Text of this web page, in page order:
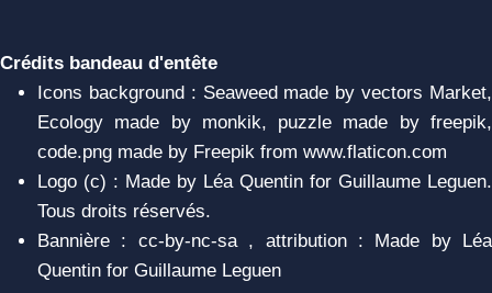
Crédits bandeau d'entête
Icons background : Seaweed made by vectors Market,
Ecology made by monkik, puzzle made by freepik,
code.png made by Freepik from www.flaticon.com
Logo (c) : Made by Léa Quentin for Guillaume Leguen.
Tous droits réservés.
Bannière : cc-by-nc-sa , attribution : Made by Léa
Quentin for Guillaume Leguen